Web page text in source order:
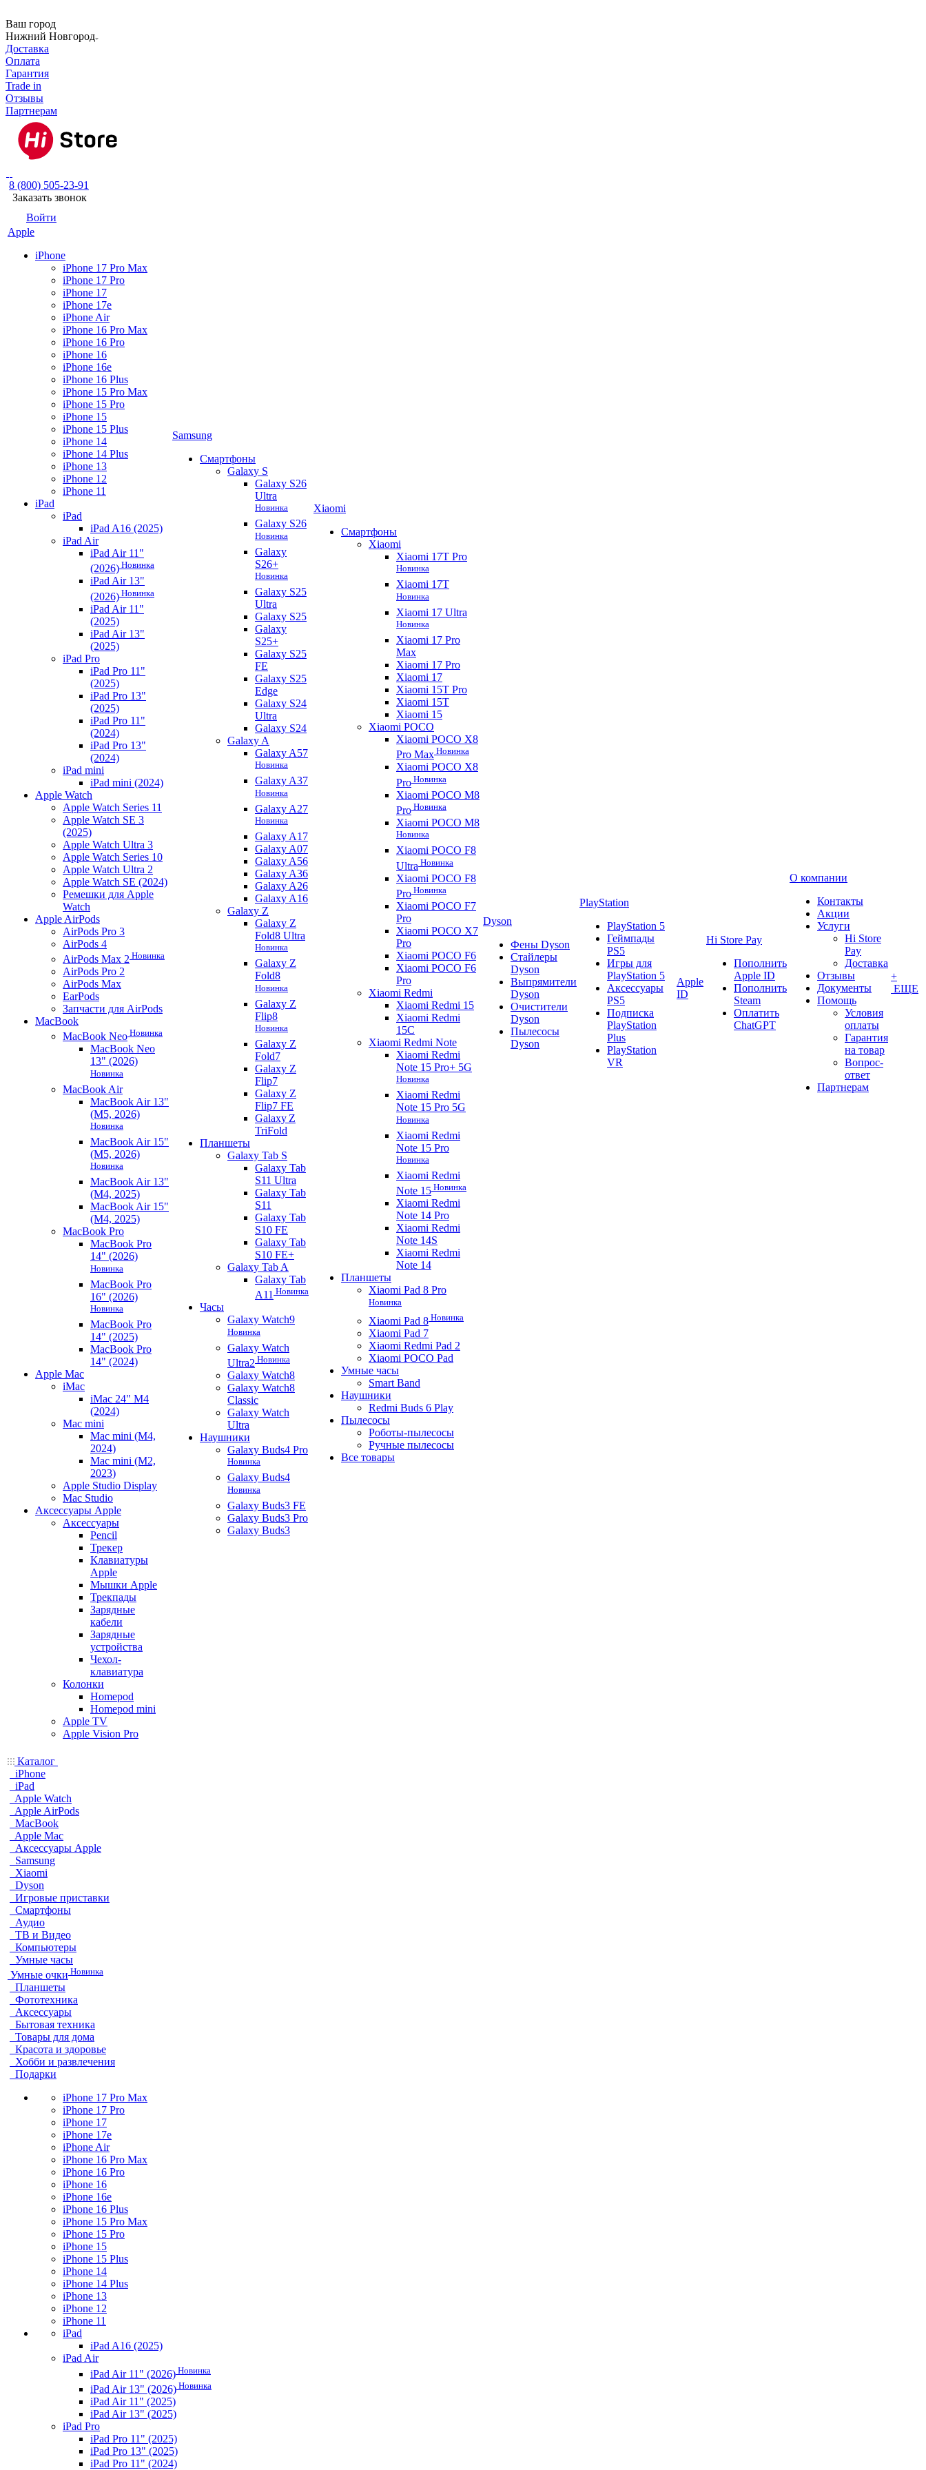
Ваш город
Нижний Новгород
Доставка
Оплата
Гарантия
Trade in
Отзывы
Партнерам
8 (800) 505-23-91
Заказать звонок
Войти
Apple
iPhone
iPhone 17 Pro Max
iPhone 17 Pro
iPhone 17
iPhone 17e
iPhone Air
iPhone 16 Pro Max
iPhone 16 Pro
iPhone 16
iPhone 16e
iPhone 16 Plus
iPhone 15 Pro Max
iPhone 15 Pro
iPhone 15
iPhone 15 Plus
iPhone 14
iPhone 14 Plus
iPhone 13
iPhone 12
iPhone 11
iPad
iPad
iPad A16 (2025)
iPad Air
iPad Air 11"
(2026) Новинка
iPad Air 13"
(2026) Новинка
iPad Air 11"
(2025)
iPad Air 13"
(2025)
iPad Pro
iPad Pro 11"
(2025)
iPad Pro 13"
(2025)
iPad Pro 11"
(2024)
iPad Pro 13"
(2024)
iPad mini
iPad mini (2024)
Apple Watch
Apple Watch Series 11
Apple Watch SE 3
(2025)
Apple Watch Ultra 3
Apple Watch Series 10
Apple Watch Ultra 2
Apple Watch SE (2024)
Ремешки для Apple
Watch
Apple AirPods
AirPods Pro 3
AirPods 4
AirPods Max 2 Новинка
AirPods Pro 2
AirPods Max
EarPods
Запчасти для AirPods
MacBook
MacBook Neo Новинка
MacBook Neo
13" (2026)
Новинка
MacBook Air
MacBook Air 13"
(M5, 2026)
Новинка
MacBook Air 15"
(M5, 2026)
Новинка
MacBook Air 13"
(M4, 2025)
MacBook Air 15"
(M4, 2025)
MacBook Pro
MacBook Pro
14" (2026)
Новинка
MacBook Pro
16" (2026)
Новинка
MacBook Pro
14" (2025)
MacBook Pro
14" (2024)
Apple Mac
iMac
iMac 24" M4
(2024)
Mac mini
Mac mini (M4,
2024)
Mac mini (M2,
2023)
Apple Studio Display
Mac Studio
Аксессуары Apple
Аксессуары
Pencil
Трекер
Клавиатуры
Apple
Мышки Apple
Трекпады
Зарядные
кабели
Зарядные
устройства
Чехол-
клавиатура
Колонки
Homepod
Homepod mini
Apple TV
Apple Vision Pro
Samsung
Смартфоны
Galaxy S
Galaxy S26
Ultra
Новинка
Galaxy S26
Новинка
Galaxy
S26+
Новинка
Galaxy S25
Ultra
Galaxy S25
Galaxy
S25+
Galaxy S25
FE
Galaxy S25
Edge
Galaxy S24
Ultra
Galaxy S24
Galaxy A
Galaxy A57
Новинка
Galaxy A37
Новинка
Galaxy A27
Новинка
Galaxy A17
Galaxy A07
Galaxy A56
Galaxy A36
Galaxy A26
Galaxy A16
Galaxy Z
Galaxy Z
Fold8 Ultra
Новинка
Galaxy Z
Fold8
Новинка
Galaxy Z
Flip8
Новинка
Galaxy Z
Fold7
Galaxy Z
Flip7
Galaxy Z
Flip7 FE
Galaxy Z
TriFold
Планшеты
Galaxy Tab S
Galaxy Tab
S11 Ultra
Galaxy Tab
S11
Galaxy Tab
S10 FE
Galaxy Tab
S10 FE+
Galaxy Tab A
Galaxy Tab
A11 Новинка
Часы
Galaxy Watch9
Новинка
Galaxy Watch
Ultra2 Новинка
Galaxy Watch8
Galaxy Watch8
Classic
Galaxy Watch
Ultra
Наушники
Galaxy Buds4 Pro
Новинка
Galaxy Buds4
Новинка
Galaxy Buds3 FE
Galaxy Buds3 Pro
Galaxy Buds3
Xiaomi
Смартфоны
Xiaomi
Xiaomi 17T Pro
Новинка
Xiaomi 17T
Новинка
Xiaomi 17 Ultra
Новинка
Xiaomi 17 Pro
Max
Xiaomi 17 Pro
Xiaomi 17
Xiaomi 15T Pro
Xiaomi 15T
Xiaomi 15
Xiaomi POCO
Xiaomi POCO X8
Pro Max Новинка
Xiaomi POCO X8
Pro Новинка
Xiaomi POCO M8
Pro Новинка
Xiaomi POCO M8
Новинка
Xiaomi POCO F8
Ultra Новинка
Xiaomi POCO F8
Pro Новинка
Xiaomi POCO F7
Pro
Xiaomi POCO X7
Pro
Xiaomi POCO F6
Xiaomi POCO F6
Pro
Xiaomi Redmi
Xiaomi Redmi 15
Xiaomi Redmi
15C
Xiaomi Redmi Note
Xiaomi Redmi
Note 15 Pro+ 5G
Новинка
Xiaomi Redmi
Note 15 Pro 5G
Новинка
Xiaomi Redmi
Note 15 Pro
Новинка
Xiaomi Redmi
Note 15 Новинка
Xiaomi Redmi
Note 14 Pro
Xiaomi Redmi
Note 14S
Xiaomi Redmi
Note 14
Планшеты
Xiaomi Pad 8 Pro
Новинка
Xiaomi Pad 8 Новинка
Xiaomi Pad 7
Xiaomi Redmi Pad 2
Xiaomi POCO Pad
Умные часы
Smart Band
Наушники
Redmi Buds 6 Play
Пылесосы
Роботы-пылесосы
Ручные пылесосы
Все товары
Dyson
Фены Dyson
Стайлеры
Dyson
Выпрямители
Dyson
Очистители
Dyson
Пылесосы
Dyson
PlayStation
PlayStation 5
Геймпады
PS5
Игры для
PlayStation 5
Аксессуары
PS5
Подписка
PlayStation
Plus
PlayStation
VR
Apple
ID
Hi Store Pay
Пополнить
Apple ID
Пополнить
Steam
Оплатить
ChatGPT
О компании
Контакты
Акции
Услуги
Hi Store
Pay
Доставка
Отзывы
Документы
Помощь
Условия
оплаты
Гарантия
на товар
Вопрос-
ответ
Партнерам
+
ЕЩЕ
Каталог
iPhone
iPad
Apple Watch
Apple AirPods
MacBook
Apple Mac
Аксессуары Apple
Samsung
Xiaomi
Dyson
Игровые приставки
Смартфоны
Аудио
ТВ и Видео
Компьютеры
Умные часы
Умные очки Новинка
Планшеты
Фототехника
Аксессуары
Бытовая техника
Товары для дома
Красота и здоровье
Хобби и развлечения
Подарки
iPhone 17 Pro Max
iPhone 17 Pro
iPhone 17
iPhone 17e
iPhone Air
iPhone 16 Pro Max
iPhone 16 Pro
iPhone 16
iPhone 16e
iPhone 16 Plus
iPhone 15 Pro Max
iPhone 15 Pro
iPhone 15
iPhone 15 Plus
iPhone 14
iPhone 14 Plus
iPhone 13
iPhone 12
iPhone 11
iPad
iPad A16 (2025)
iPad Air
iPad Air 11" (2026) Новинка
iPad Air 13" (2026) Новинка
iPad Air 11" (2025)
iPad Air 13" (2025)
iPad Pro
iPad Pro 11" (2025)
iPad Pro 13" (2025)
iPad Pro 11" (2024)